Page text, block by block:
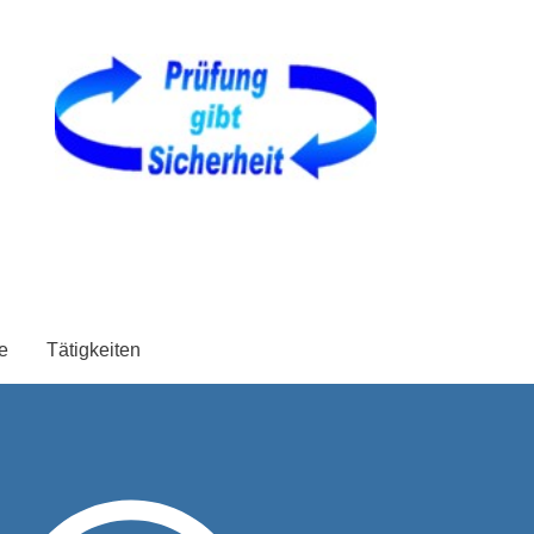
Tätigkeiten